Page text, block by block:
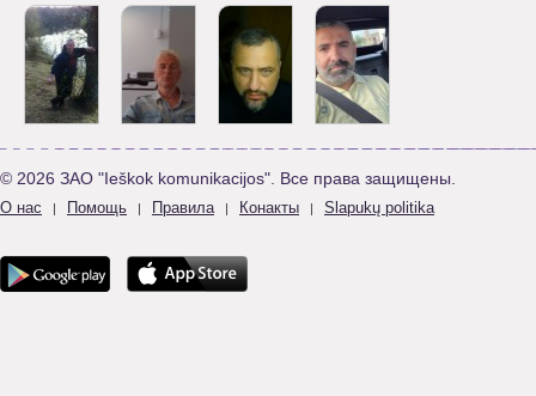
© 2026 ЗАО "Ieškok komunikacijos". Все права защищены.
О нас | Помощь | Правила | Конакты | Slapukų politika